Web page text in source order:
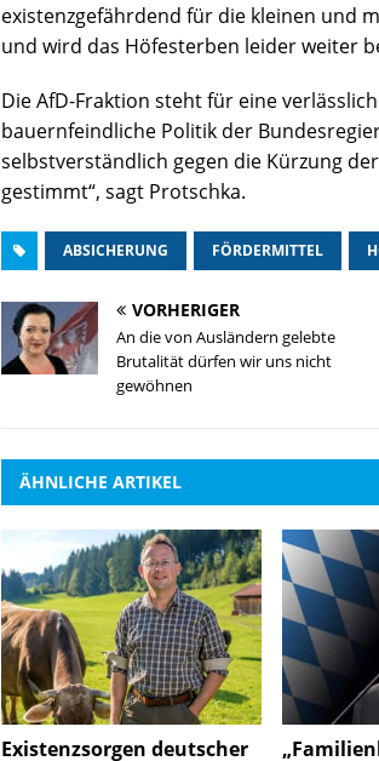
existenzgefährdend für die kleinen und
und wird das Höfesterben leider weiter
Die AfD-Fraktion steht für eine
bauernfeindliche Politik der
selbstverständlich gegen die Kürzung
gestimmt“, sagt Protschka.
ABSICHERUNG FÖRDERMITTEL
VORHERIGER
An die von Ausländern gelebte
Brutalität dürfen wir uns nicht
gewöhnen
ÄHNLICHE ARTIKEL
Existenzsorgen deutscher